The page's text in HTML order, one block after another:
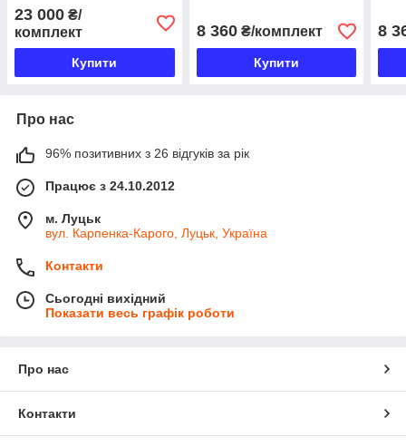
23 000 ₴/
комплект
Купити
8 360₴/комплект
Купити
8
Про нас
96% позитивних з 26 відгуків за рік
Працює з 24.10.2012
м. Луцьк
вул. Карпенка-Карого, Луцьк, Україна
Контакти
Сьогодні вихідний
Показати весь графік роботи
Про нас
Контакти